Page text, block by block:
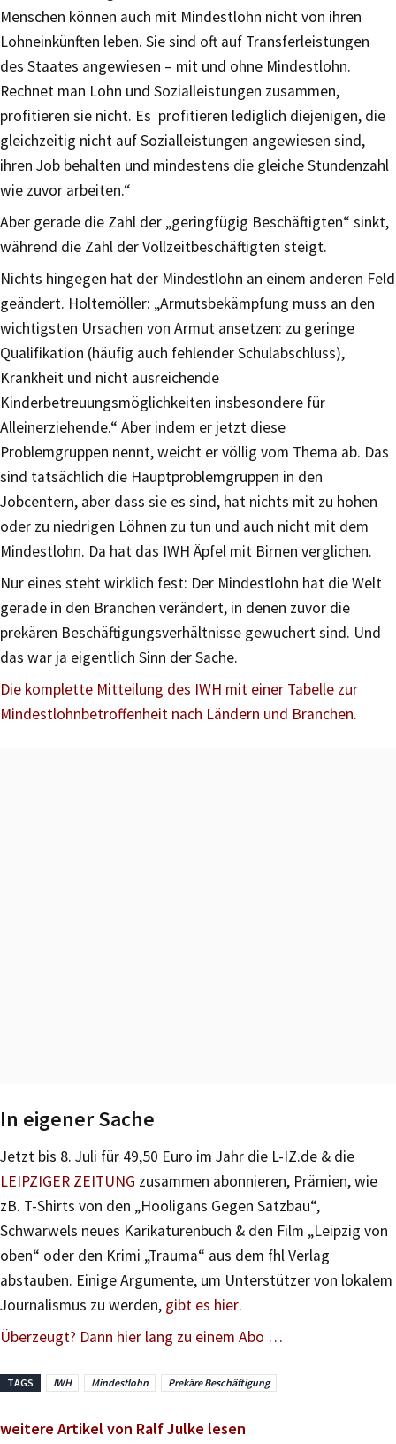
Menschen können auch mit Mindestlohn nicht von ihren
Lohneinkünften leben. Sie sind oft auf Transferleistungen
des Staates angewiesen – mit und ohne Mindestlohn.
Rechnet man Lohn und Sozialleistungen zusammen,
profitieren sie nicht. Es profitieren lediglich diejenigen, die
gleichzeitig nicht auf Sozialleistungen angewiesen sind,
ihren Job behalten und mindestens die gleiche Stundenzahl
wie zuvor arbeiten.“
Aber gerade die Zahl der „geringfügig Beschäftigten“ sinkt,
während die Zahl der Vollzeitbeschäftigten steigt.
Nichts hingegen hat der Mindestlohn an einem anderen Feld
geändert. Holtemöller: „Armutsbekämpfung muss an den
wichtigsten Ursachen von Armut ansetzen: zu geringe
Qualifikation (häufig auch fehlender Schulabschluss),
Krankheit und nicht ausreichende
Kinderbetreuungsmöglichkeiten insbesondere für
Alleinerziehende.“ Aber indem er jetzt diese
Problemgruppen nennt, weicht er völlig vom Thema ab. Das
sind tatsächlich die Hauptproblemgruppen in den
Jobcentern, aber dass sie es sind, hat nichts mit zu hohen
oder zu niedrigen Löhnen zu tun und auch nicht mit dem
Mindestlohn. Da hat das IWH Äpfel mit Birnen verglichen.
Nur eines steht wirklich fest: Der Mindestlohn hat die Welt
gerade in den Branchen verändert, in denen zuvor die
prekären Beschäftigungsverhältnisse gewuchert sind. Und
das war ja eigentlich Sinn der Sache.
Die komplette Mitteilung des IWH mit einer Tabelle zur
Mindestlohnbetroffenheit nach Ländern und Branchen.
In eigener Sache
Jetzt bis 8. Juli für 49,50 Euro im Jahr die L-IZ.de & die
LEIPZIGER ZEITUNG zusammen abonnieren, Prämien, wie
zB. T-Shirts von den „Hooligans Gegen Satzbau“,
Schwarwels neues Karikaturenbuch & den Film „Leipzig von
oben“ oder den Krimi „Trauma“ aus dem fhl Verlag
abstauben. Einige Argumente, um Unterstützer von lokalem
Journalismus zu werden, gibt es hier.
Überzeugt? Dann hier lang zu einem Abo …
TAGS IWH Mindestlohn Prekäre Beschäftigung
weitere Artikel von Ralf Julke lesen